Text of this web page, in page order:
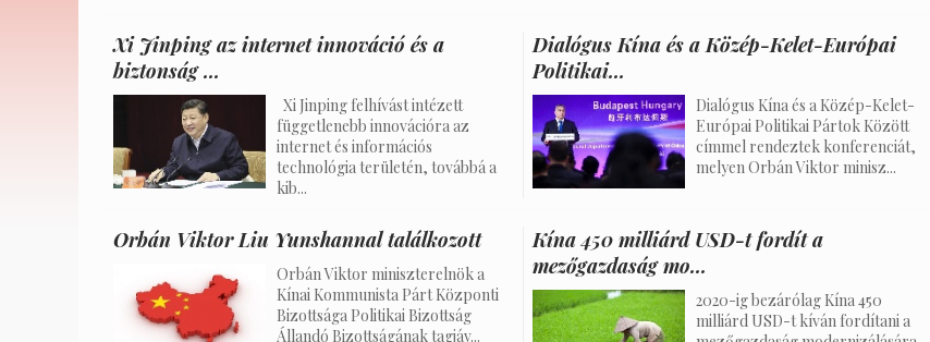
Xi Jinping az internet innováció és a
biztonság ...
Xi Jinping felhívást intézett
függetlenebb innovációra az
internet és információs
technológia területén, továbbá a
kib...
Dialógus Kína és a Közép-Kelet-Európai
Politikai...
Dialógus Kína és a Közép-Kelet-
Európai Politikai Pártok Között
címmel rendeztek konferenciát,
melyen Orbán Viktor minisz...
Orbán Viktor Liu Yunshannal találkozott
Orbán Viktor miniszterelnök a
Kínai Kommunista Párt Központi
Bizottsága Politikai Bizottság
Állandó Bizottságának tagjáv...
Kína 450 milliárd USD-t fordít a
mezőgazdaság mo...
2020-ig bezárólag Kína 450
milliárd USD-t kíván fordítani a